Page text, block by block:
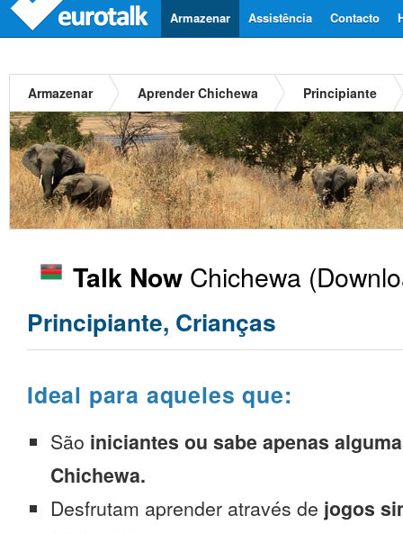
Contacto
Assistência
Armazenar
Armazenar Aprender Chichewa Principiante
Talk Now Chichewa
Principiante, Crianças
Ideal para aqueles que:
São iniciantes ou sabe apenas
Chichewa.
Desfrutam aprender através de jogos